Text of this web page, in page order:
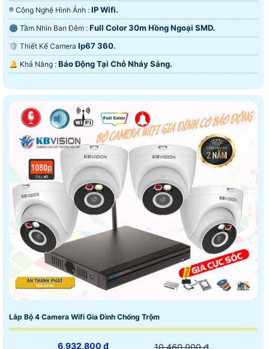
®️ Công Nghệ Hình Ảnh : IP Wifi.
🌚 Tầm Nhìn Ban Đêm : Full Color 30m Hồng Ngoại SMD.
🛡 Thiết Kế Camera Ip67 360.
️🔔 Khả Năng : Báo Động Tại Chỗ Nháy Sáng.
Lắp Bộ 4 Camera Wifi Gia Đình Chống Trộm
6,932,800 ₫ 10,460,000 ₫